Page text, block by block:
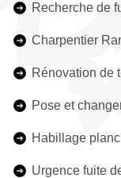
Recherche de
Charpentier
Rénovation de
Pose et
Habillage
Urgence fuite